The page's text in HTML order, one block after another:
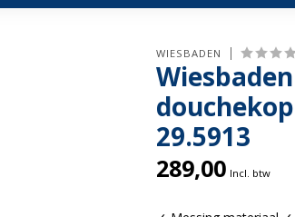
WIESBADEN
29.5913
289,00 Incl. btw